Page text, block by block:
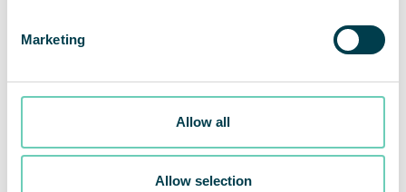
Marketing
Allow all
Allow selection
uppfattas som ett godkännade av de erbjudna aktierna. Ett
eventuellt investeringsbeslut bör, för att en investerare
som är förknippade med beslutet att delta i Erbjudandet,
Allmänheten i Sverige kan anmäla förvärv enligt
Erbjudandet via Pareto Securities, Aktieinvests och
Avanzas internettjänst.